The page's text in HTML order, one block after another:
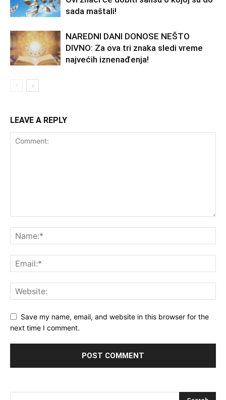
sada maštali!
NAREDNI DANI DONOSE NEŠTO
DIVNO: Za ova tri znaka sledi vreme
najvećih iznenađenja!
LEAVE A REPLY
Save my name, email, and website in this browser for the
next time I comment.